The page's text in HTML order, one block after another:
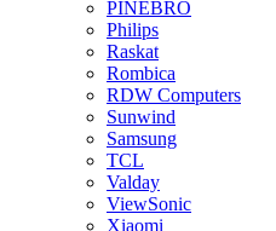
PINEBRO
Philips
Raskat
Rombica
RDW Computers
Sunwind
Samsung
TCL
Valday
ViewSonic
Xiaomi